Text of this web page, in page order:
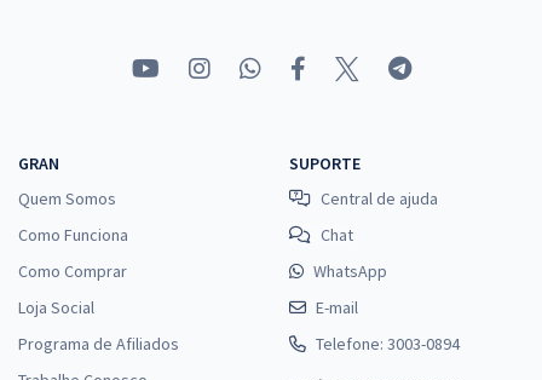
GRAN
Quem Somos
Como Funciona
Como Comprar
Loja Social
Programa de Afiliados
SUPORTE
Central de ajuda
Chat
WhatsApp
E-mail
Telefone: 3003-0894